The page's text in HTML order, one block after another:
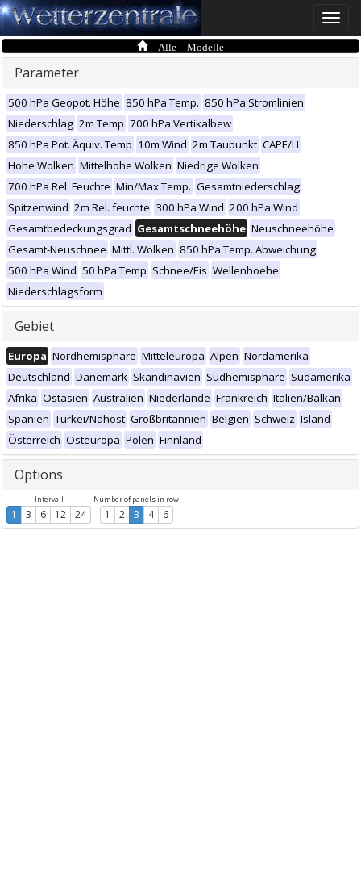
Toggle
Alle Modelle
Parameter
500 hPa Geopot. Höhe 850 hPa Temp. 850 hPa Stromlinien
Niederschlag 2m Temp 700 hPa Vertikalbew
850 hPa Pot. Äquiv. Temp 10m Wind 2m Taupunkt CAPE/LI
Hohe Wolken Mittelhohe Wolken Niedrige Wolken
700 hPa Rel. Feuchte Min/Max Temp. Gesamtniederschlag
Spitzenwind 2m Rel. feuchte 300 hPa Wind 200 hPa Wind
Gesamtbedeckungsgrad Gesamtschneehöhe Neuschneehöhe
Gesamt-Neuschnee Mittl. Wolken 850 hPa Temp. Abweichung
500 hPa Wind 50 hPa Temp Schnee/Eis Wellenhoehe
Niederschlagsform
Gebiet
Europa Nordhemisphäre Mitteleuropa Alpen Nordamerika
Deutschland Dänemark Skandinavien Südhemisphäre Südamerika
Afrika Ostasien Australien Niederlande Frankreich Italien/Balkan
Spanien Türkei/Nahost Großbritannien Belgien Schweiz Island
Österreich Osteuropa Polen Finnland
Options
Intervall
1 3 6 12 24
Number of panels in row
1 2 3 4 6